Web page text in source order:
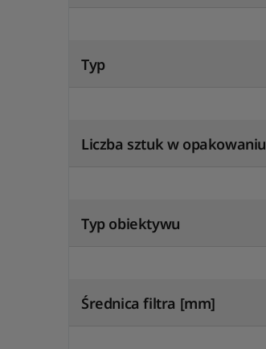
Typ
Liczba sztuk w opakowaniu
Typ obiektywu
Średnica filtra [mm]